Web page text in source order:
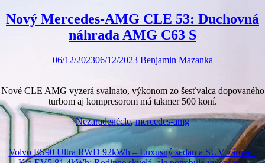
Nový Mercedes-AMG CLE 53: Duchovná
náhrada AMG C63 S
06/12/202306/12/2023 Benjamin Mazanka
Nové CLE AMG vyzerá svalnato, výkonom zo šesťvalca dopovaného
turbom aj kompresorom má takmer 500 koní.
Nezaradenécle,mercedes-amg
Volvo ES90 Ultra RWD 92kWh – Luxusný sedan a SUV zároveň